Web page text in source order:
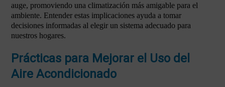
auge, promoviendo una climatización más amigable para el
ambiente. Entender estas implicaciones ayuda a tomar
decisiones informadas al elegir un sistema adecuado para
nuestros hogares.
Prácticas para Mejorar el Uso del
Aire Acondicionado